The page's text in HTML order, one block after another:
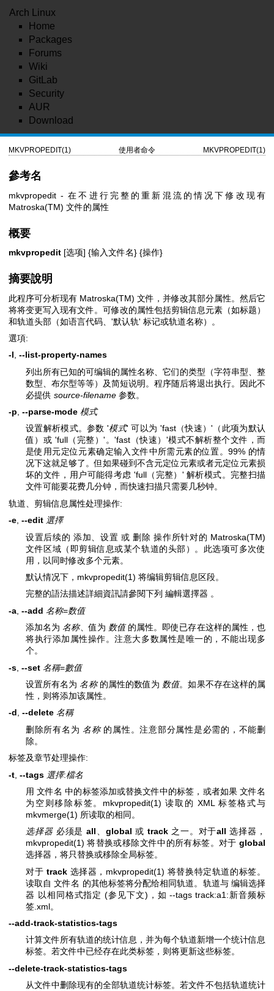
Arch Linux
Home
Packages
Forums
Wiki
GitLab
Security
AUR
Download
MKVPROPEDIT(1) 使用者命令 MKVPROPEDIT(1)
參考名
mkvpropedit - 在不进行完整的重新混流的情况下修改现有
Matroska(TM) 文件的属性
概要
mkvpropedit [选项] {输入文件名} {操作}
摘要說明
此程序可分析现有 Matroska(TM) 文件，并修改其部分属性。然后它
将将变更写入现有文件。可修改的属性包括剪辑信息元素（如标题）
和轨道头部（如语言代码、'默认轨' 标记或轨道名称）。
選項:
-l, --list-property-names
列出所有已知的可编辑的属性名称、它们的类型（字符串型、整
数型、布尔型等等）及简短说明。程序随后将退出执行。因此不
必提供 source-filename 参数。
-p --parse-mode 模式
设置解析模式。参数 '模式' 可以为 'fast（快速）'（此项为默认
值）或 'full（完整）'。'fast（快速）'模式不解析整个文件，而
是使用元定位元素确定输入文件中所需元素的位置。99% 的情
况下这就足够了。但如果碰到不含元定位元素或者元定位元素损
坏的文件，用户可能得考虑 'full（完整）' 解析模式。完整扫描
文件可能要花费几分钟，而快速扫描只需要几秒钟。
轨道、剪辑信息属性处理操作:
-e, --edit 選擇
设置后续的 添加、设置 或 删除 操作所针对的 Matroska(TM)
文件区域（即剪辑信息或某个轨道的头部）。此选项可多次使
用，以同时修改多个元素。
默认情况下， mkvpropedit(1) 将编辑剪辑信息区段。
完整的語法描述詳細資訊請參閱下列 編輯選擇器 。
-a --add 名称=数值
添加名为 名称、值为 数值的属性。即使已存在这样的属性，也
将执行添加属性操作。注意大多数属性是唯一的，不能出现多
个。
-s --set 名稱=數值
设置所有名为 名称的属性的数值为 数值。如果不存在这样的属
性，则将添加该属性。
-d, --delete 名稱
删除所有名为 名称的属性。注意部分属性是必需的，不能删
除。
标签及章节处理操作:
-t --tags 選擇:檔名
用 文件名 中的标签添加或替换文件中的标签，或者如果 文件名
为空则移除标签。 mkvpropedit(1) 读取的 XML 标签格式与
mkvmerge(1) 所读取的相同。
选择器必须是all、global 或 track之一。对于all 选择器，
mkvpropedit(1) 将替换或移除文件中的所有标签。对于 global
选择器，将只替换或移除全局标签。
对于 track选择器， mkvpropedit(1) 将替换特定轨道的标签。
读取自 文件名 的其他标签将分配给相同轨道。轨道与 编辑选择
器 以相同格式指定 (参见下文)，如 --tags track:a1:新音频标
签.xml。
--add-track-statistics-tags
计算文件所有轨道的统计信息，并为每个轨道新增一个统计信息
标签。若文件中已经存在此类标签，则将更新这些标签。
--delete-track-statistics-tags
从文件中删除现有的全部轨道统计标签。若文件不包括轨道统计